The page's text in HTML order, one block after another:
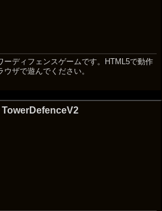
ーディフェンスゲームです。HTML5で動作
ザで遊んでください。
TowerDefenceV2